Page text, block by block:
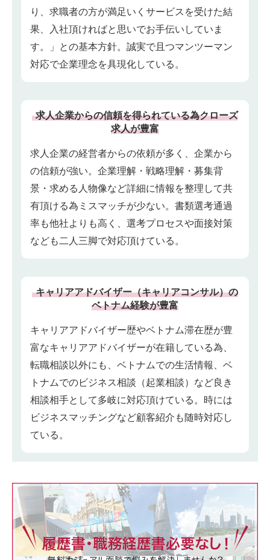
り、求職者の方が満足いくサービスを受けた結
果、入社頂ければと思いでお手伝いしていま
す。」との基本方針。誠実で且つマンツーマン
対応で企業理念を具現化している。
求人企業からの信頼を得られている為クローズ
求人が豊富
求人企業の経営者からの依頼が多く、企業から
の信頼が強い。企業理解・戦略理解・募集背
景・求める人物像など詳細に情報を整理して共
有頂ける為ミスマッチが少ない。書類選考通過
率も他社よりも高く、選考プロセスや面接対策
なども二人三脚で対応頂けている。
キャリアアドバイザー（キャリアコンサル）の
ベトナム経験が豊富
キャリアアドバイザー歴やベトナム滞在歴が豊
富なキャリアアドバイザーが在籍している為、
転職相談以外にも、ベトナムでの生活情報、ベ
トナムでのビジネス相談（起業相談）など良き
相談相手として多岐に対応頂けている。時には
ビジネスマッチングなど顧客紹介も随時対応し
ている。